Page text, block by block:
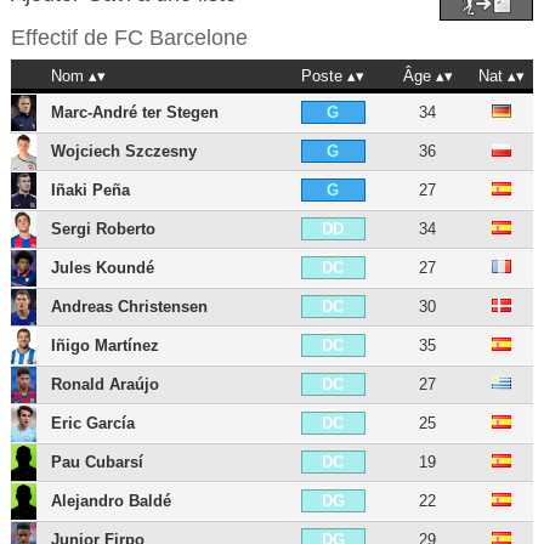
Effectif de FC Barcelone
Nom Poste Âge
Nat
Marc-André ter Stegen
G 34
Wojciech Szczesny G 36
Iñaki Peña G 27
Sergi Roberto DD 34
Jules Koundé DC 27
Andreas Christensen DC 30
Iñigo Martínez DC 35
Ronald Araújo DC 27
Eric García DC 25
Pau Cubarsí DC 19
Alejandro Baldé DG 22
Junior Firpo DG 29